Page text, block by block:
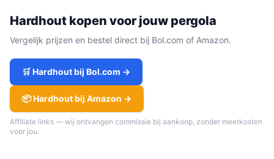
Hardhout kopen voor jouw pergola
Vergelijk prijzen en bestel direct bij Bol.com of Amazon.
🛒Hardhoutbij Bol.com →
📦Hardhoutbij Amazon →
Affiliate links — wij ontvangen commissie bij aankoop, zonder meerkosten
voor jou.